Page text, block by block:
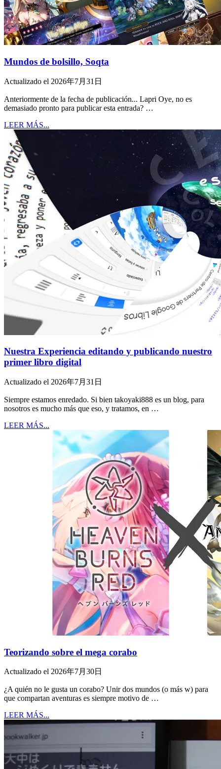
Mundos de bolsillo, Soqta
Actualizado el 2026年7月31日
Anteriormente de la fecha de publicación... Lapri Oye, no es
demasiado pronto para publicar esta entrada? …
LEER MÁS...
Nuestra Experiencia editando y publicando nuestro
primer libro digital
Actualizado el 2026年7月31日
Siempre estamos enredado. Si bien takoyaki888 es un blog, para
nosotros es mucho más que eso, y tratamos, en …
LEER MÁS...
Teorizando sobre el mega corabo
Actualizado el 2026年7月30日
¿A quién no le gusta un corabo? Unir dos mundos (o más w) para
que compartan aventuras es siempre motivo de …
LEER MÁS...